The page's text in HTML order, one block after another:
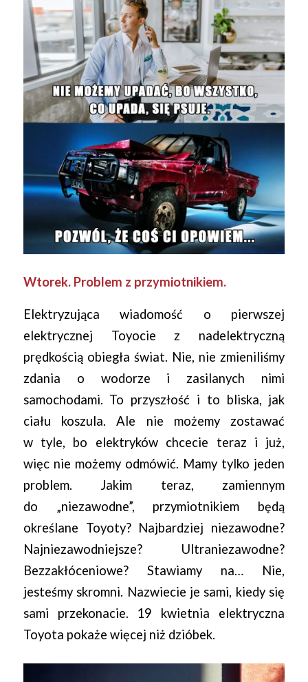
Wtorek. Problem z przymiotnikiem.
Elektryzująca wiadomość o pierwszej
elektrycznej Toyocie z nadelektryczną
prędkością obiegła świat. Nie, nie zmieniliśmy
zdania o wodorze i zasilanych nimi
samochodami. To przyszłość i to bliska, jak
ciału koszula. Ale nie możemy zostawać
w tyle, bo elektryków chcecie teraz i już,
więc nie możemy odmówić. Mamy tylko jeden
problem. Jakim teraz, zamiennym
do „niezawodne”, przymiotnikiem będą
określane Toyoty? Najbardziej niezawodne?
Najniezawodniejsze? Ultraniezawodne?
Bezzakłóceniowe? Stawiamy na… Nie,
jesteśmy skromni. Nazwiecie je sami, kiedy się
sami przekonacie. 19 kwietnia elektryczna
Toyota pokaże więcej niż dzióbek.